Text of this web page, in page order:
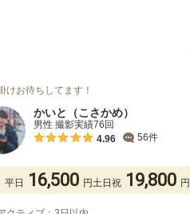
けお待ちしてます！
かいと（こさかめ）
男性 撮影実績76回
4.96
56件
平日 16,500 円土日祝 19,800 円